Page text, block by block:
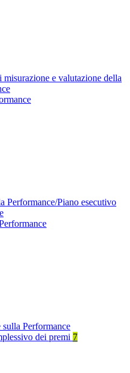
misurazione e valutazione della
Performance/Piano esecutivo
sulla Performance
dei premi 7